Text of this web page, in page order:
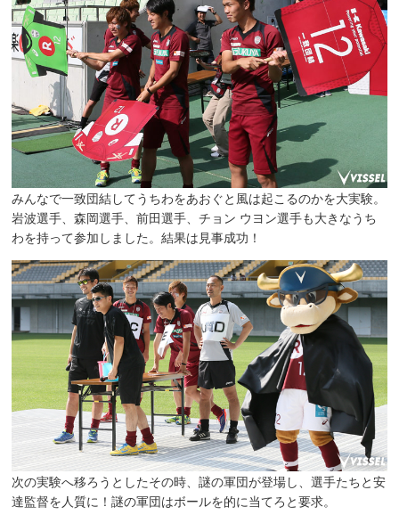
みんなで一致団結してうちわをあおぐと風は起こるのかを大実験。
岩波選手、森岡選手、前田選手、チョン ウヨン選手も大きなうち
わを持って参加しました。結果は見事成功！
次の実験へ移ろうとしたその時、謎の軍団が登場し、選手たちと安
達監督を人質に！謎の軍団はボールを的に当てろと要求。